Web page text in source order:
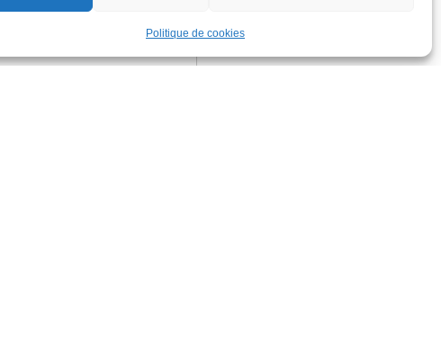
Politique de cookies